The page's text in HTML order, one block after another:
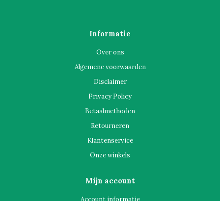
Informatie
Over ons
Algemene voorwaarden
Disclaimer
Privacy Policy
Betaalmethoden
Retourneren
Klantenservice
Onze winkels
Mijn account